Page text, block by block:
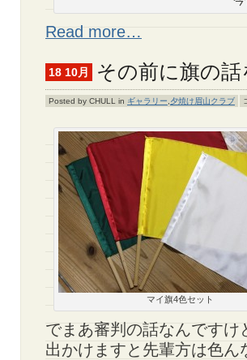
Read more…
18 10月 その前に旗の話
Posted by CHULL in ギャラリー 夕焼け眉山クラブ
マイ旗4色セット
でまあ審判の話なんです
出かけますと先輩方は色